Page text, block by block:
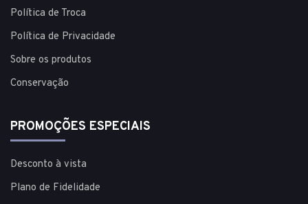
Política de Troca
Política de Privacidade
Sobre os produtos
Conservação
PROMOÇÕES ESPECIAIS
Desconto à vista
Plano de Fidelidade